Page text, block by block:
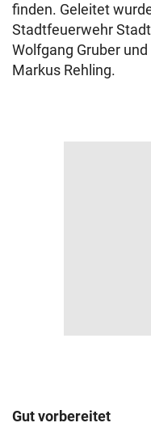
finden. Geleitet
Stadtfeuerwehr
Wolfgang Gruber
Markus Rehling.
Gut vorbereitet